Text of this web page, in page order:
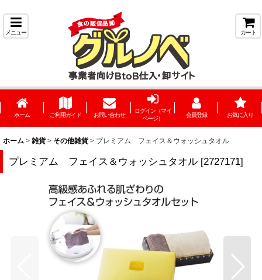
メニュー カート
ホーム ご利用ガイド お問い合わせ
ログイン（マイ
ページ）
会員登録 お気に入り
ホーム > 雑貨 > その他雑貨 > プレミアム フェイス＆ウォッシュタオル
プレミアム フェイス＆ウォッシュタオル [2727171]